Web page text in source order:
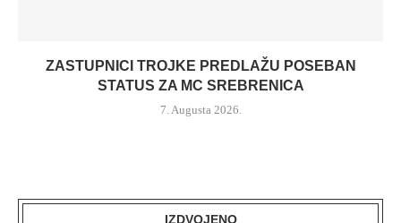
ZASTUPNICI TROJKE PREDLAŽU POSEBAN
STATUS ZA MC SREBRENICA
7. Augusta 2026.
IZDVOJENO